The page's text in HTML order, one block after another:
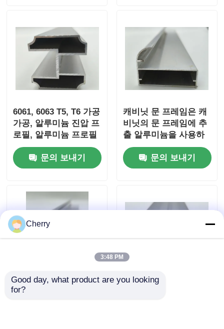
6061, 6063 T5, T6 가공
가공, 알루미늄 진압 프
로필, 알루미늄 프로필
문의 보내기
캐비닛 문 프레임은 캐
비닛의 문 프레임에 추
출 알루미늄을 사용하
여 조립됩니다.
문의 보내기
고품질의 문과 창문 알
고품질의 문과 창문 알
Cherry
3:48 PM
Good day, what product are you looking
for?